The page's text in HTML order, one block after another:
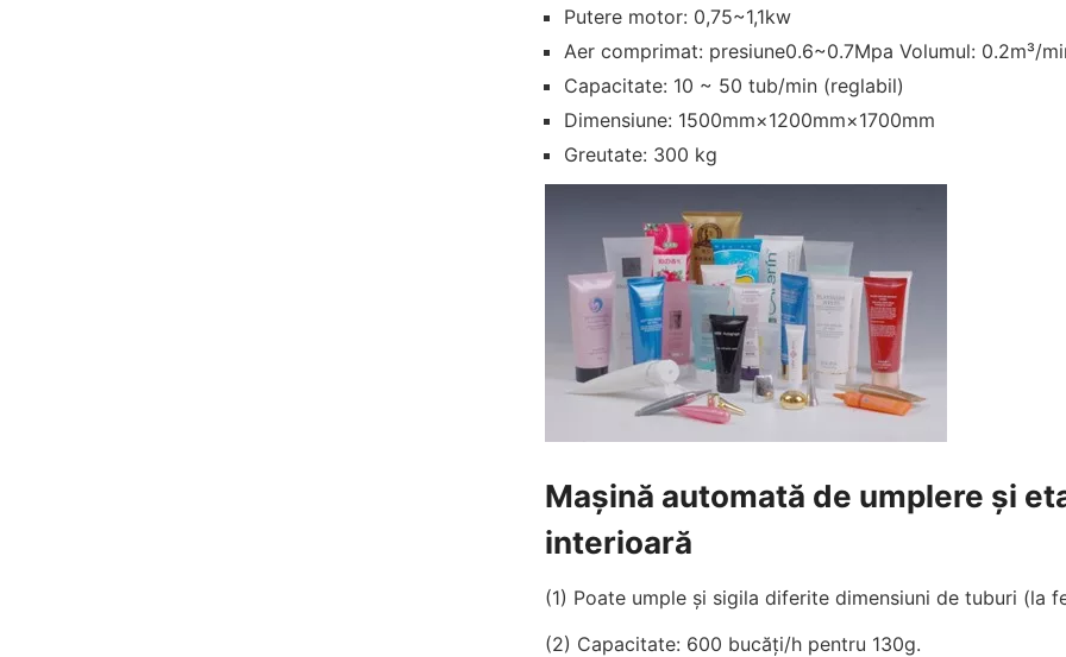
Putere motor: 0,75~1,1kw
Aer comprimat: presiune0.6~0.7Mpa Volumul: 0.2m³/
Capacitate: 10 ~ 50 tub/min (reglabil)
Dimensiune: 1500mm×1200mm×1700mm
Greutate: 300 kg
Mașină automată de umplere și
interioară
(1) Poate umple și sigila diferite dimensiuni de tuburi (la
(2) Capacitate: 600 bucăți/h pentru 130g.